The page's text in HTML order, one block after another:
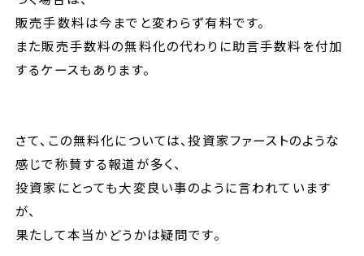
販売手数料は今までと変わらず有料です。
また販売手数料の無料化の代わりに助言手数料を付加
するケースもあります。
さて、この無料化については、投資家ファーストのような
感じで称賛する報道が多く、
投資家にとっても大変良い事のように言われています
が、
果たして本当かどうかは疑問です。